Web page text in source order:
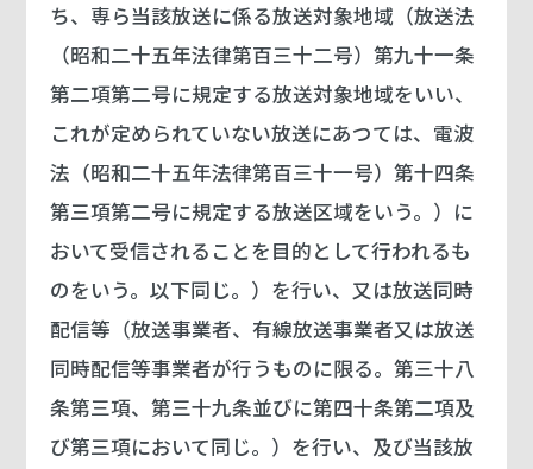
ち、専ら当該放送に係る放送対象地域（放送法
（昭和二十五年法律第百三十二号）第九十一条
第二項第二号に規定する放送対象地域をいい、
これが定められていない放送にあつては、電波
法（昭和二十五年法律第百三十一号）第十四条
第三項第二号に規定する放送区域をいう。）に
おいて受信されることを目的として行われるも
のをいう。以下同じ。）を行い、又は放送同時
配信等（放送事業者、有線放送事業者又は放送
同時配信等事業者が行うものに限る。第三十八
条第三項、第三十九条並びに第四十条第二項及
び第三項において同じ。）を行い、及び当該放